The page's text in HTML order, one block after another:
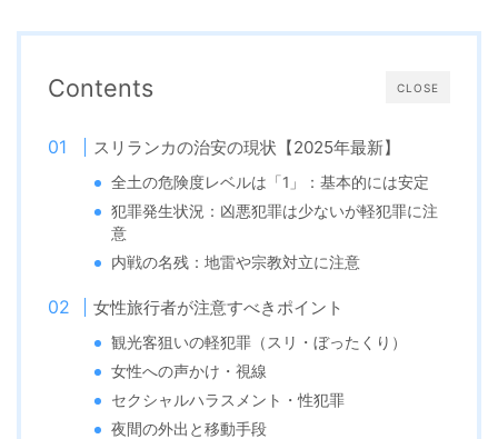
CLOSE
Contents
スリランカの治安の現状【2025年最新】
全土の危険度レベルは「1」：基本的には安定
犯罪発生状況：凶悪犯罪は少ないが軽犯罪に注
意
内戦の名残：地雷や宗教対立に注意
女性旅行者が注意すべきポイント
観光客狙いの軽犯罪（スリ・ぼったくり）
女性への声かけ・視線
セクシャルハラスメント・性犯罪
夜間の外出と移動手段